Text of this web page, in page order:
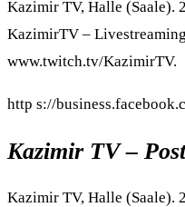
Kazimir TV, Halle (Saale).
KazimirTV –
www.twitch.tv/KazimirTV.
http s://
Kazimir TV –
Kazimir TV, Halle (Saale).